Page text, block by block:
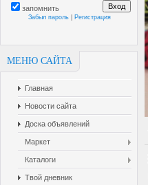
запомнить
Забыл пароль Регистрация
МЕНЮ САЙТА
Главная
Новости сайта
Доска объявлений
Маркет
Каталоги
Твой дневник